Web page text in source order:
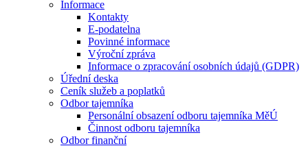
Informace
Kontakty
E-podatelna
Povinné informace
Výroční zpráva
Informace o zpracování osobních údajů (GDPR)
Úřední deska
Ceník služeb a poplatků
Odbor tajemníka
Personální obsazení odboru tajemníka MěÚ
Činnost odboru tajemníka
Odbor finanční